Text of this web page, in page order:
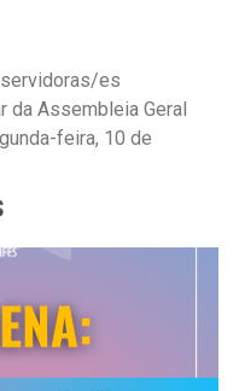
es
Assembleia Geral
feira, 10 de